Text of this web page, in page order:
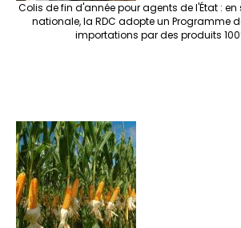
Colis de fin d'année pour agents de l'État :
nationale, la RDC adopte un Programme
importations par des produits